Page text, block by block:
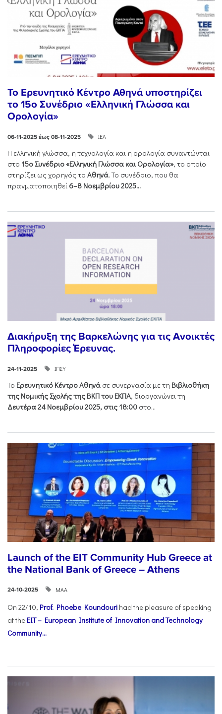
Το Ερευνητικό Κέντρο Αθηνά υποστηρίζει
το 15ο Συνέδριο «Ελληνική Γλώσσα και
Ορολογία»
06-11-2025 έως 08-11-2025 ΙΕΛ
Η ελληνική γλώσσα, η τεχνολογία και η ορολογία συναντώνται
στο 15ο Συνέδριο «Ελληνική Γλώσσα και Ορολογία», το οποίο
στηρίζει ως χορηγός το Αθηνά. Το συνέδριο, που θα
πραγματοποιηθεί 6–8 Νοεμβρίου 2025...
Διακήρυξη της Βαρκελώνης για τις Ανοικτές
Πληροφορίες Έρευνας.
24-11-2025 ΙΠΣΥ
Το Ερευνητικό Κέντρο Αθηνά σε συνεργασία με τη Βιβλιοθήκη
της Νομικής Σχολής της ΒΚΠ του ΕΚΠΑ, διοργανώνει τη
Δευτέρα 24 Νοεμβρίου 2025, στις 18:00 στο...
Launch of the EIT Community Hub Greece at
the National Bank of Greece – Athens
24-10-2025 ΜΑΑ
On 22/10, Prof. Phoebe Koundouri had the pleasure of speaking
at the EIT – European Institute of Innovation and Technology
Community...